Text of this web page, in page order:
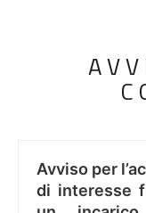
Avviso per
di interesse